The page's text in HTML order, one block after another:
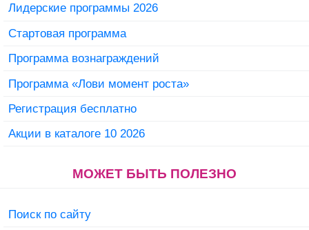
Лидерские программы 2026
Стартовая программа
Программа вознаграждений
Программа «Лови момент роста»
Регистрация бесплатно
Акции в каталоге 10 2026
МОЖЕТ БЫТЬ ПОЛЕЗНО
Поиск по сайту